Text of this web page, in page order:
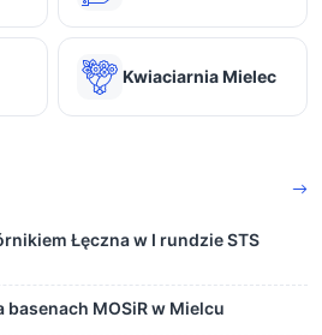
Kwiaciarnia Mielec
Łęczna w I rundzie STS
basenach MOSiR w Mielcu